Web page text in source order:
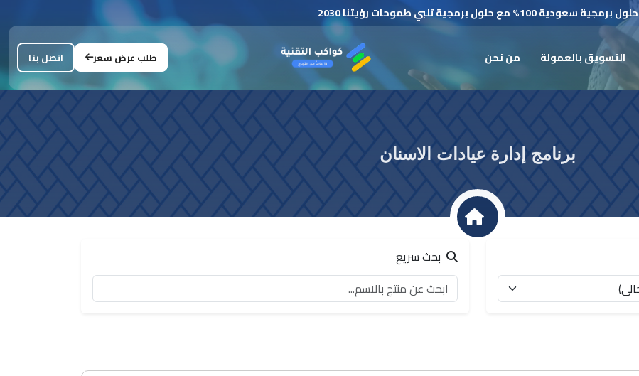
حلول برمجية سعودية 100% مع حلول برمجية تلبي طموحات رؤيتنا 2030
التسويق بالعمولة من نحن طلب عرض سعر اتصل بنا
برنامج إدارة عيادات الاسنان
بحث سريع